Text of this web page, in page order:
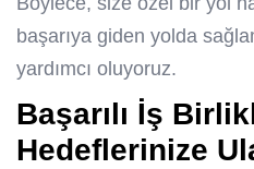
başarıya giden yolda
yardımcı oluyoruz.
Başarılı İş
Hedeflerinize